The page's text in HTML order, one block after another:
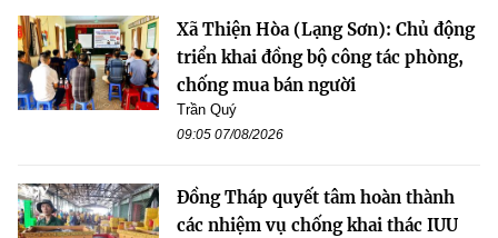
Xã Thiện Hòa (Lạng Sơn): Chủ động
triển khai đồng bộ công tác phòng,
chống mua bán người
Trần Quý
09:05 07/08/2026
Đồng Tháp quyết tâm hoàn thành
các nhiệm vụ chống khai thác IUU